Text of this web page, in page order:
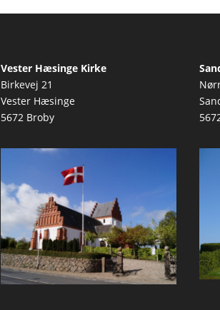
Vester Hæsinge Kirke
Birkevej 21
Vester Hæsinge
5672 Broby